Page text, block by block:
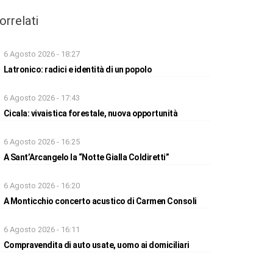
6 Agosto 2026 - 18:27
Latronico: radici e identità di un popolo
6 Agosto 2026 - 17:43
Cicala: vivaistica forestale, nuova opportunità
6 Agosto 2026 - 16:25
A Sant’Arcangelo la “Notte Gialla Coldiretti”
6 Agosto 2026 - 16:20
A Monticchio concerto acustico di Carmen Consoli
6 Agosto 2026 - 16:11
Compravendita di auto usate, uomo ai domiciliari